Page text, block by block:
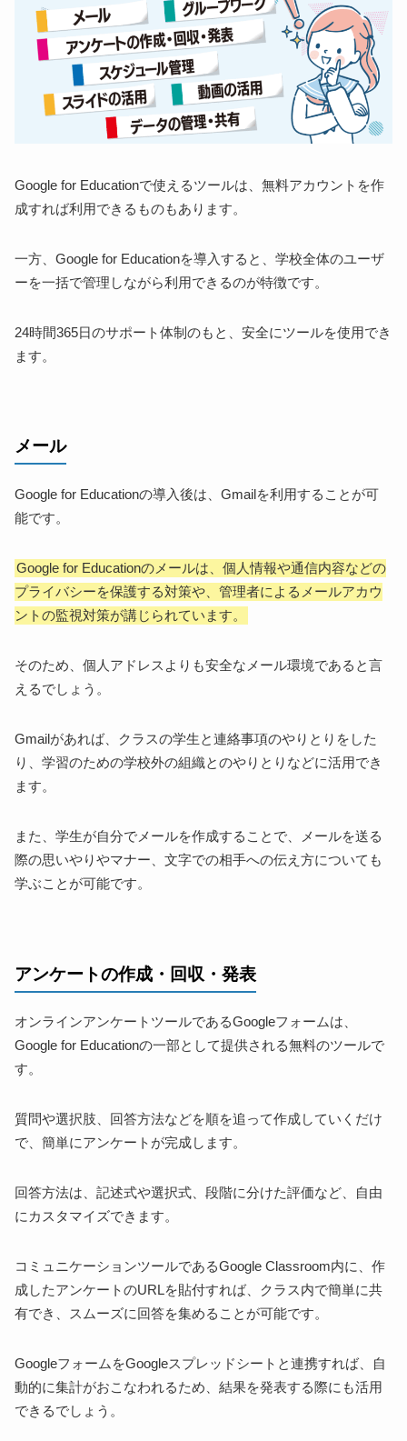
Google for Educationで使えるツールは、無料アカウントを作
成すれば利用できるものもあります。
一方、Google for Educationを導入すると、学校全体のユーザ
ーを一括で管理しながら利用できるのが特徴です。
24時間365日のサポート体制のもと、安全にツールを使用でき
ます。
メール
Google for Educationの導入後は、Gmailを利用することが可
能です。
Google for Educationのメールは、個人情報や通信内容などの
プライバシーを保護する対策や、管理者によるメールアカウ
ントの監視対策が講じられています。
そのため、個人アドレスよりも安全なメール環境であると言
えるでしょう。
Gmailがあれば、クラスの学生と連絡事項のやりとりをした
り、学習のための学校外の組織とのやりとりなどに活用でき
ます。
また、学生が自分でメールを作成することで、メールを送る
際の思いやりやマナー、文字での相手への伝え方についても
学ぶことが可能です。
アンケートの作成・回収・発表
オンラインアンケートツールであるGoogleフォームは、
Google for Educationの一部として提供される無料のツールで
す。
質問や選択肢、回答方法などを順を追って作成していくだけ
で、簡単にアンケートが完成します。
回答方法は、記述式や選択式、段階に分けた評価など、自由
にカスタマイズできます。
コミュニケーションツールであるGoogle Classroom内に、作
成したアンケートのURLを貼付すれば、クラス内で簡単に共
有でき、スムーズに回答を集めることが可能です。
GoogleフォームをGoogleスプレッドシートと連携すれば、自
動的に集計がおこなわれるため、結果を発表する際にも活用
できるでしょう。